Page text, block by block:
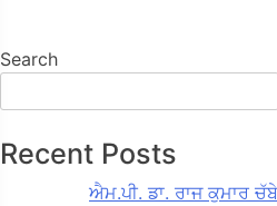
Search
Recent Posts
ਐਮ.ਪੀ. ਡਾ. ਰਾਜ ਕੁਮਾਰ